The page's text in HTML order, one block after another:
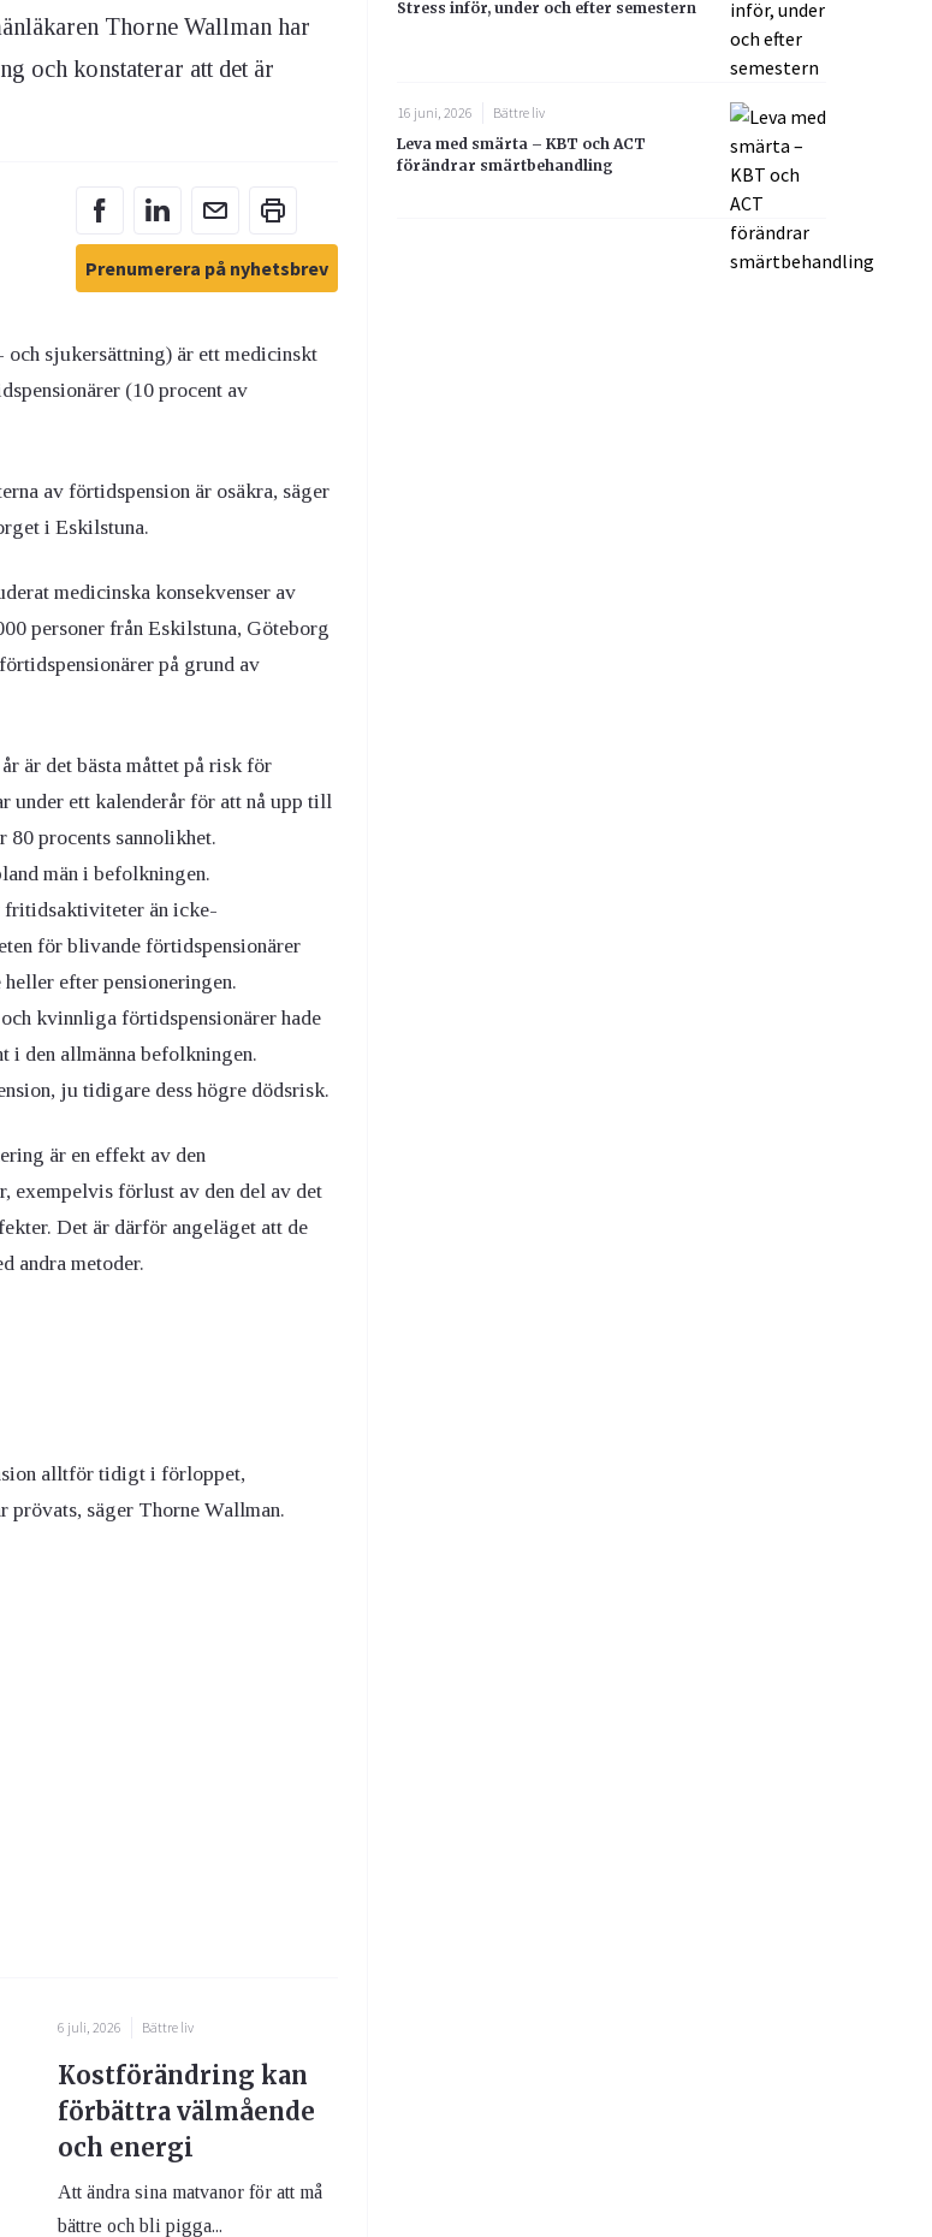
Thorne Wallman har
och konstaterar att det är
Prenumerera på nyhetsbrev
och sjukersättning) är ett medicinskt
(10 procent av
av förtidspension är osäkra, säger
i Eskilstuna.
medicinska konsekvenser av
personer från Eskilstuna, Göteborg
på grund av
är det bästa måttet på risk för
under ett kalenderår för att nå upp till
80 procents sannolikhet.
män i befolkningen.
fritidsaktiviteter än icke-
för blivande förtidspensionärer
efter pensioneringen.
kvinnliga förtidspensionärer hade
i den allmänna befolkningen.
ju tidigare dess högre dödsrisk.
är en effekt av den
exempelvis förlust av den del av det
Det är därför angeläget att de
andra metoder.
alltför tidigt i förloppet,
prövats, säger Thorne Wallman.
6 juli, 2026 Bättre liv
Kostförändring kan
förbättra välmående
och energi
Att ändra sina matvanor för att må
bättre och bli pigga...
Stress inför, under och efter semestern
16 juni, 2026
Bättre liv
Leva med smärta – KBT och ACT
förändrar smärtbehandling